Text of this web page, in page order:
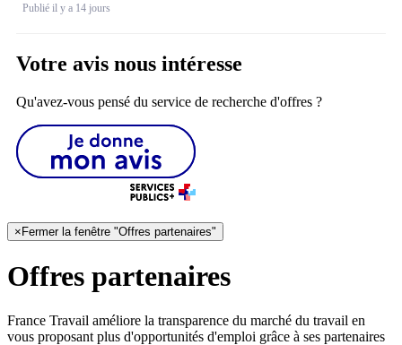
Publié il y a 14 jours
Votre avis nous intéresse
Qu'avez-vous pensé du service de recherche d'offres ?
×Fermer la fenêtre "Offres partenaires"
Offres partenaires
France Travail améliore la transparence du marché du travail en
vous proposant plus d'opportunités d'emploi grâce à ses partenaires